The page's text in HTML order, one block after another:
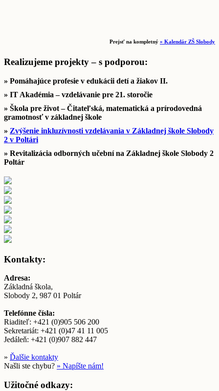
Prejsť na kompletný » Kalendár ZŠ Slobody
Realizujeme projekty – s podporou:
» Pomáhajúce profesie v edukácii detí a žiakov II.
» IT Akadémia – vzdelávanie pre 21. storočie
» Škola pre život – Čitateľská, matematická a prírodovedná
gramotnosť v základnej škole
» Zvýšenie inkluzívnosti vzdelávania v Základnej škole Slobody
2 v Poltári
» Revitalizácia odborných učební na Základnej škole Slobody 2
Poltár
Kontakty:
Adresa:
Základná škola,
Slobody 2, 987 01 Poltár
Telefónne čísla:
Riaditeľ: +421 (0)905 506 200
Sekretariát: +421 (0)47 41 11 005
Jedáleň: +421 (0)907 882 447
» Ďalšie kontakty
Našli ste chybu? » Napíšte nám!
Užitočné odkazy: